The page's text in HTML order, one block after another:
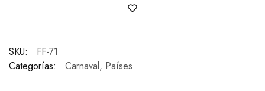
SKU:
FF-71
Categorías:
Carnaval, Países